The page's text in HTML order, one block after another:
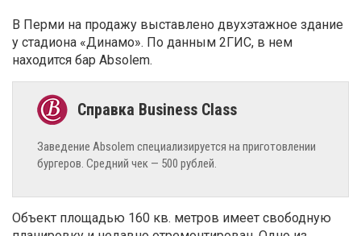
В Перми на продажу выставлено двухэтажное здание
у стадиона «Динамо». По данным 2ГИС, в нем
находится бар Absolem.
Заведение Absolem специализируется на приготовлении
бургеров. Средний чек — 500 рублей.
Объект площадью 160 кв. метров имеет свободную